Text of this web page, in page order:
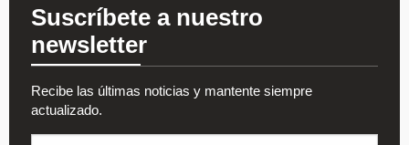
Suscríbete a nuestro
newsletter
Recibe las últimas noticias y mantente siempre
actualizado.